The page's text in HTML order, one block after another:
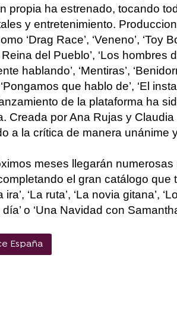
propia ha estrenado, tocando
y entretenimiento.
‘Drag Race’, ‘Veneno’, ‘Toy
Reina del Pueblo’, ‘Los hombres
hablando’, ‘Mentiras’,
‘Pongamos que hablo de’, ‘El
de la plataforma ha
Creada por Ana Rujas y Claudia
a la crítica de manera unánime
meses llegarán numerosas
el gran catálogo que
‘La ruta’, ‘La novia gitana’,
o ‘Una Navidad con
España